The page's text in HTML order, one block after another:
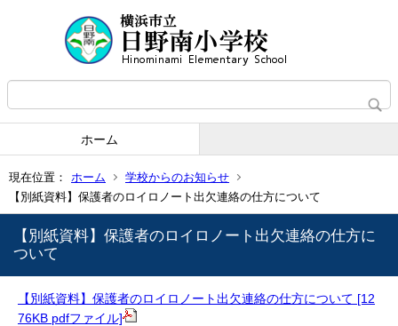
ホーム
現在位置： ホーム
学校からのお知らせ
【別紙資料】保護者のロイロノート出欠連絡の仕方について
【別紙資料】保護者のロイロノート出欠連絡の仕方に
ついて
【別紙資料】保護者のロイロノート出欠連絡の仕方について [12
76KB pdfファイル]